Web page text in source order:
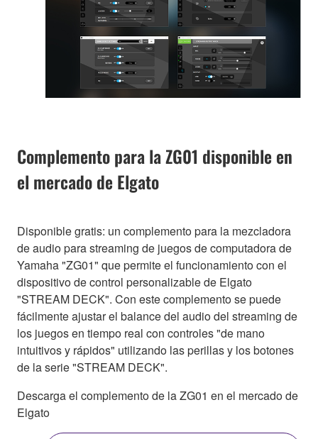
Complemento para la ZG01 disponible en
el mercado de Elgato
Disponible gratis: un complemento para la mezcladora
de audio para streaming de juegos de computadora de
Yamaha "ZG01" que permite el funcionamiento con el
dispositivo de control personalizable de Elgato
"STREAM DECK". Con este complemento se puede
fácilmente ajustar el balance del audio del streaming de
los juegos en tiempo real con controles "de mano
intuitivos y rápidos" utilizando las perillas y los botones
de la serie "STREAM DECK".
Descarga el complemento de la ZG01 en el mercado de
Elgato